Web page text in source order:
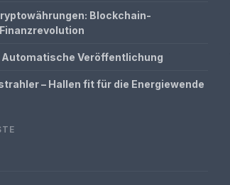
Blockchain-
Automatische Veröffentlichung
– Hallen fit für die Energiewende